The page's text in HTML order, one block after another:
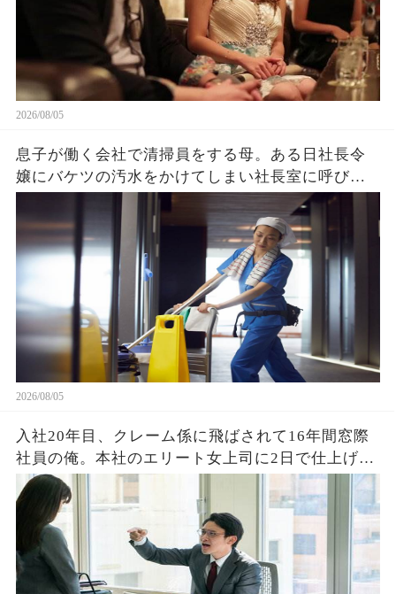
2026/08/05
息子が働く会社で清掃員をする母。ある日社長令
嬢にバケツの汚水をかけてしまい社長室に呼び出
され→クビを覚悟で息子と部屋に入ると社長令嬢
「ずっと探してました」「え？」
2026/08/05
入社20年目、クレーム係に飛ばされて16年間窓際
社員の俺。本社のエリート女上司に2日で仕上げた
資料を渡すと「あなたがなぜ平社員なの？」→そ
の後、まさかの展開に営業部長の顔が真っ青に…